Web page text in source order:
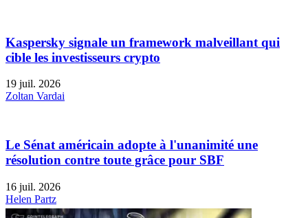
Kaspersky signale un framework malveillant qui
cible les investisseurs crypto
19 juil. 2026
Zoltan Vardai
Le Sénat américain adopte à l'unanimité une
résolution contre toute grâce pour SBF
16 juil. 2026
Helen Partz